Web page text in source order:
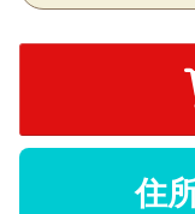
住